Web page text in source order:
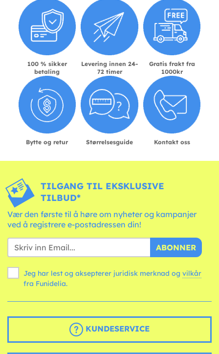
100 % sikker
betaling
Levering innen 24-
72 timer
Gratis frakt fra
1000kr
Bytte og retur Størrelsesguide Kontakt oss
TILGANG TIL EKSKLUSIVE
TILBUD*
Vær den første til å høre om nyheter og kampanjer
ved å registrere e-postadressen din!
ABONNER
Jeg har lest og aksepterer juridisk merknad og vilkår
fra Funidelia.
KUNDESERVICE